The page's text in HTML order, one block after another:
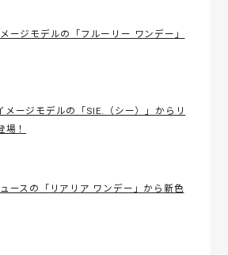
ージモデルの「フルーリー ワンデー」
メージモデルの「SIE.（シー）」からリ
場！
ースの「リアリア ワンデー」から新色